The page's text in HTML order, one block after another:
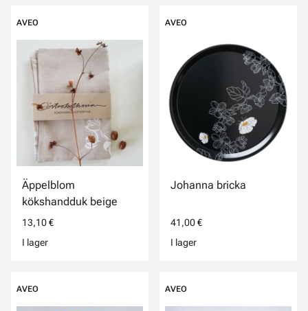
AVEO
Äppelblom
kökshandduk beige
13,10 €
I lager
AVEO
Johanna bricka
41,00 €
I lager
AVEO AVEO